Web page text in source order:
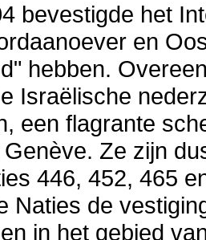
bevestigde het
en
hebben.
Israëlische
een flagrante
Ze zijn
446, 452, 465
Naties de
in het gebied